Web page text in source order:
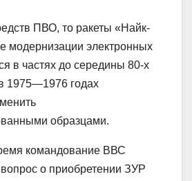
ПВО, то ракеты «Найк-
модернизации электронных
в частях до середины 80-х
1975—1976 годах
образцами.
командование ВВС
о приобретении ЗУР